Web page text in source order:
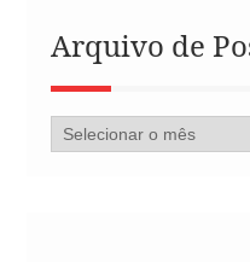
Arquivo de
Arquivo
de